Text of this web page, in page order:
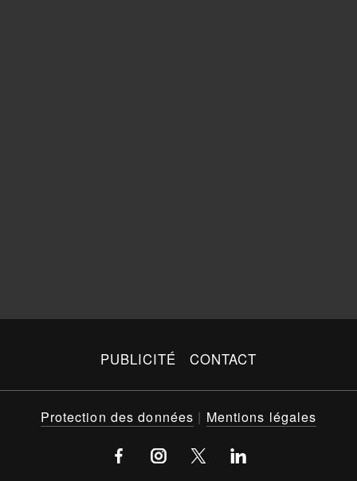
PUBLICITÉ CONTACT
Protection des données | Mentions légales